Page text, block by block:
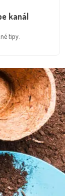
kanál
tipy.